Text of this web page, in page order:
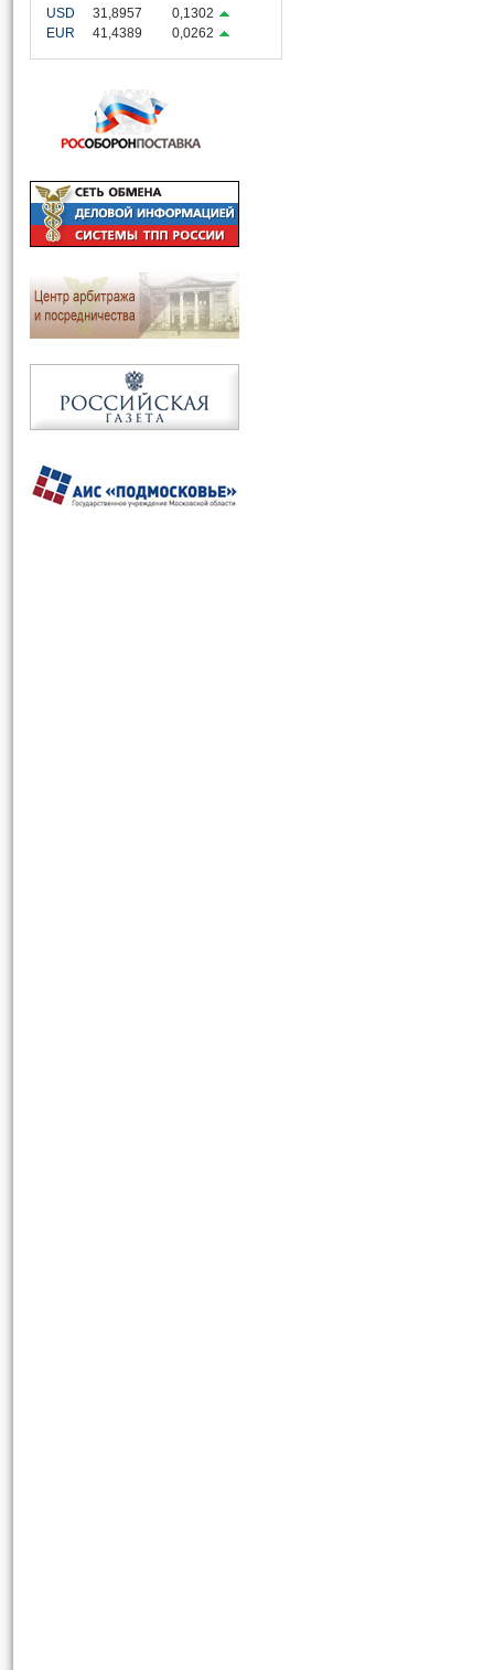
USD 31,8957
0,1302
EUR
41,4389 0,0262